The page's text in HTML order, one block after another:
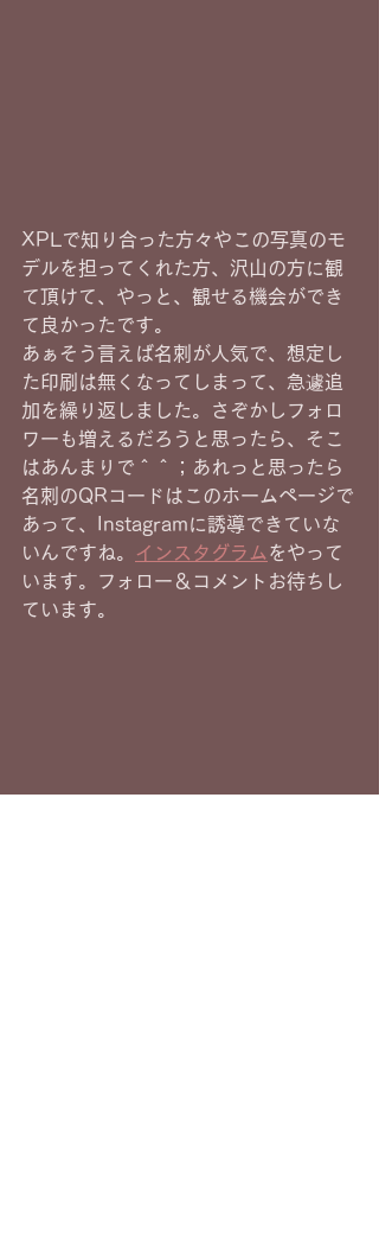
XPLで知り合った方々やこの写真のモ
デルを担ってくれた方、沢山の方に観
て頂けて、やっと、観せる機会ができ
て良かったです。
あぁそう言えば名刺が人気で、想定し
た印刷は無くなってしまって、急遽追
加を繰り返しました。さぞかしフォロ
ワーも増えるだろうと思ったら、そこ
はあんまりで＾＾；あれっと思ったら
名刺のQRコードはこのホームページで
あって、Instagramに誘導できていな
いんですね。
インスタグラム をやって
います。フォロー＆コメントお待ちし
ています。